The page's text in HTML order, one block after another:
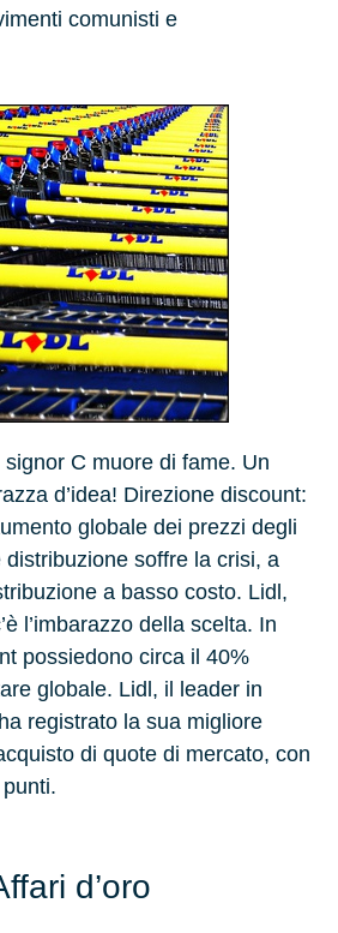
comunisti e
signor C muore di fame. Un
d’idea! Direzione discount:
globale dei prezzi degli
soffre la crisi, a
a basso costo. Lidl,
l’imbarazzo della scelta. In
possiedono circa il 40%
globale. Lidl, il leader in
registrato la sua migliore
di quote di mercato, con
d’oro